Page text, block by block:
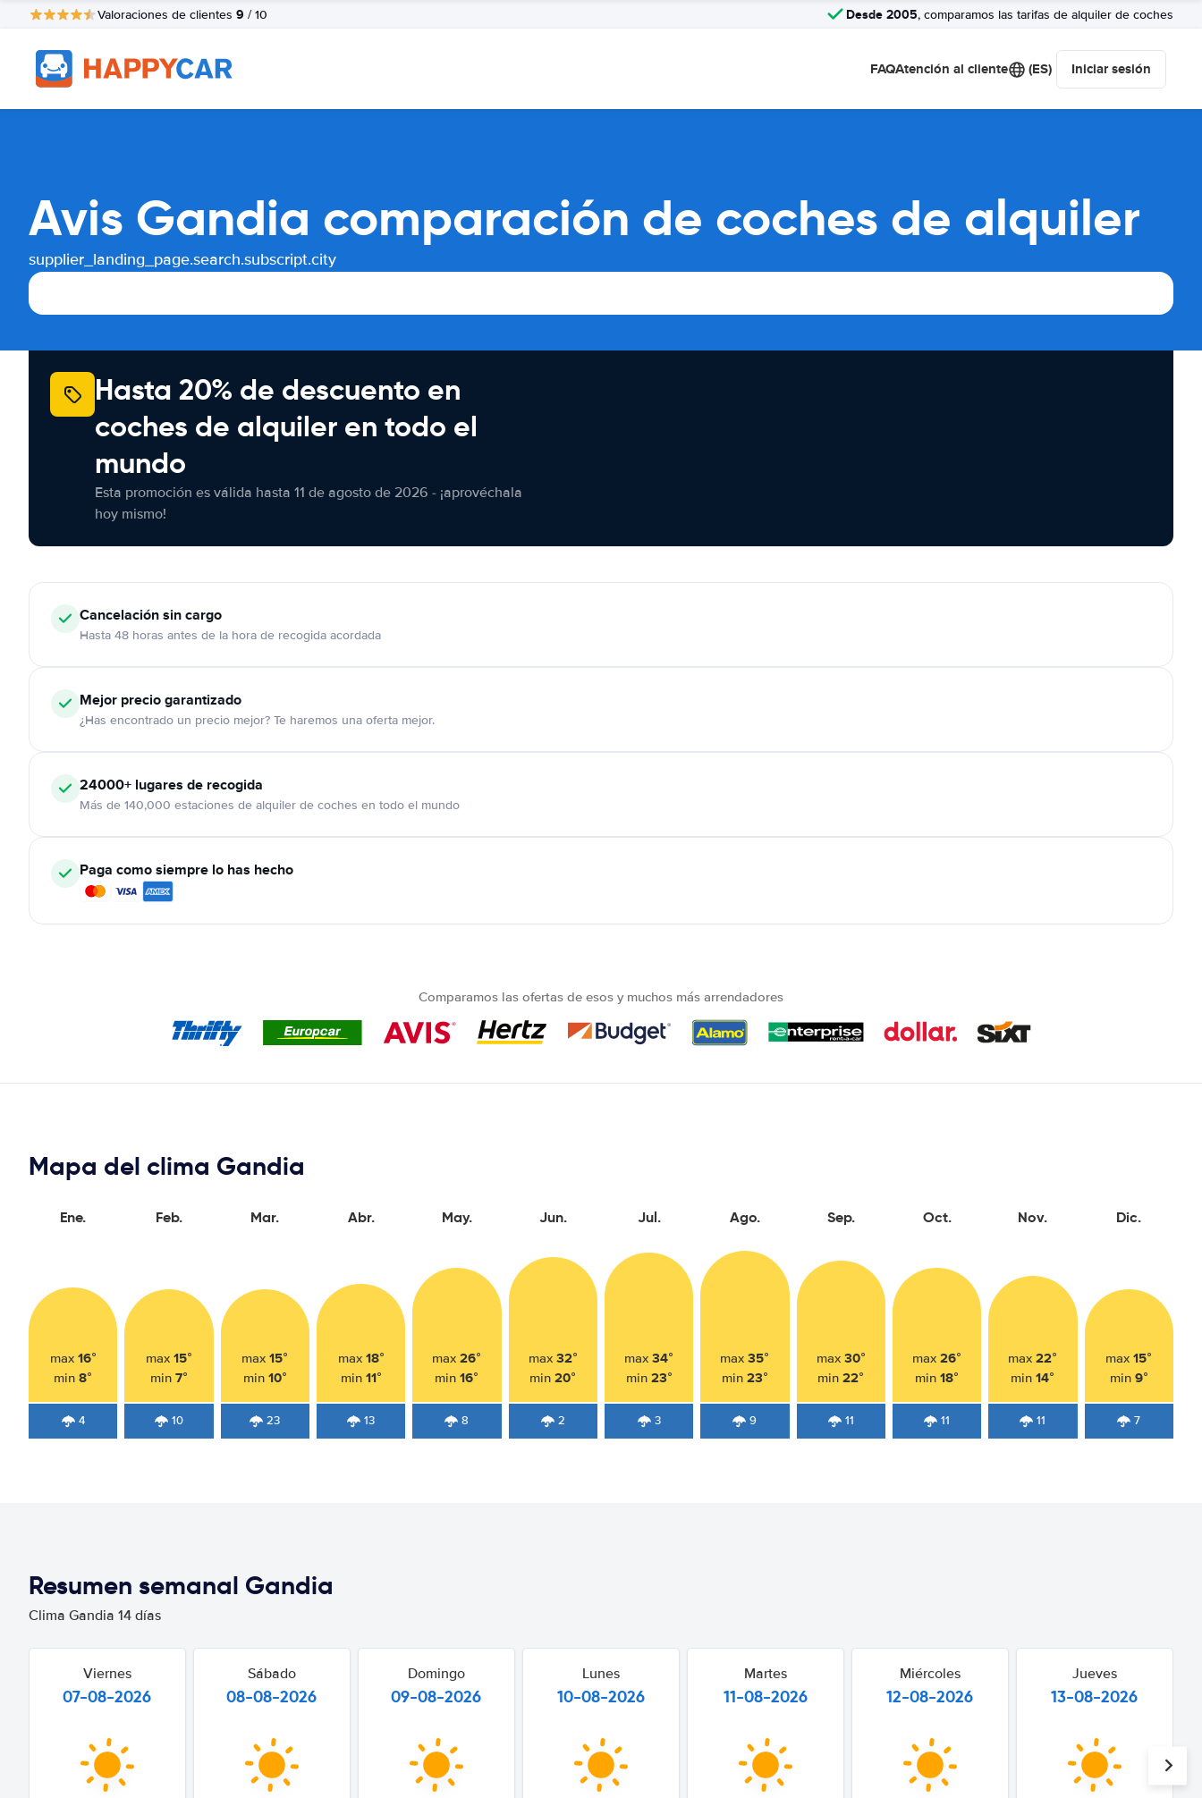
Valoraciones de clientes 9 / 10 Desde 2005, comparamos las tarifas de alquiler de coches
FAQAtención al cliente (ES) Iniciar sesión
Avis Gandia comparación de coches de alquiler
supplier_landing_page.search.subscript.city
Hasta 20% de descuento en
coches de alquiler en todo el
mundo
Esta promoción es válida hasta 11 de agosto de 2026 - ¡aprovéchala
hoy mismo!
Cancelaciónsin cargo
Hasta 48 horas antes de la hora de recogida acordada
Mejor precio garantizado
¿Has encontrado un precio mejor? Te haremos una oferta mejor.
24000+ lugares de recogida
Más de 140,000 estaciones de alquiler de coches en todo el mundo
Paga como siempre lo has hecho
Comparamos las ofertas de esos y muchos más arrendadores
Mapa del clima Gandia
Ene.
max 16°
min8°
4
Feb.
max 15°
min 7°
10
Mar.
max15°
min 10°
23
Abr.
max 18°
min 11°
13
May.
max26°
min16°
8
Jun.
max 32°
min20°
2
Jul.
max34°
min 23°
3
Ago.
max35°
min 23°
9
Sep.
max 30°
min22°
11
Oct.
max26°
min18°
11
Nov.
max22°
min14°
11
Dic.
max15°
min 9°
7
Resumen semanal Gandia
Clima Gandia 14 días
Viernes
07-08-2026
Sábado
08-08-2026
Domingo
09-08-2026
Lunes
10-08-2026
Martes
11-08-2026
Miércoles
12-08-2026
Jueves
13-08-2026